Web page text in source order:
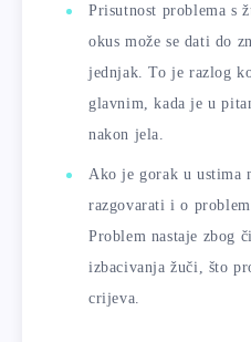
Prisutnost problema s
okus može se dati do
jednjak. To je razlog
glavnim, kada je u
nakon jela.
Ako je gorak u ustima
razgovarati i o
Problem nastaje zbog
izbacivanja žuči, što
crijeva.